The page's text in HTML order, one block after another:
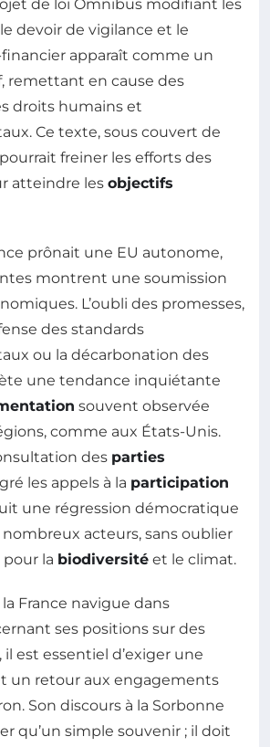
de loi Omnibus modifiant les
devoir de vigilance et le
apparaît comme un
remettant en cause des
droits humains et
Ce texte, sous couvert de
freiner les efforts des
atteindre les objectifs
prônait une EU autonome,
montrent une soumission
L’oubli des promesses,
des standards
ou la décarbonation des
une tendance inquiétante
souvent observée
comme aux États-Unis.
des parties
les appels à la participation
une régression démocratique
acteurs, sans oublier
pour la biodiversité et le climat.
France navigue dans
ses positions sur des
est essentiel d’exiger une
un retour aux engagements
Son discours à la Sorbonne
qu’un simple souvenir ; il doit